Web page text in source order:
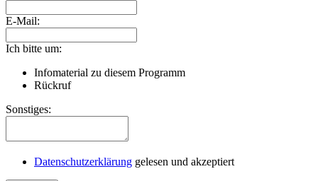
E-Mail:
Ich bitte um:
Infomaterial zu diesem Programm
Rückruf
Sonstiges:
Datenschutzerklärung gelesen und akzeptiert